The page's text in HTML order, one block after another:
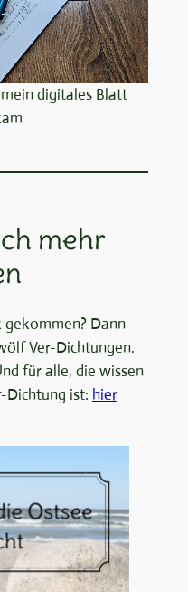
digitales Blatt
mehr
gekommen? Dann
Ver-Dichtungen.
für alle, die wissen
Dichtung ist: hier